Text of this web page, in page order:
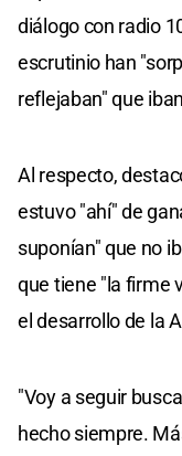
diálogo con radio
escrutinio han
reflejaban" que
Al respecto,
estuvo "ahí" de
suponían" que no
que tiene "la firme
el desarrollo de la
"Voy a seguir
hecho siempre.